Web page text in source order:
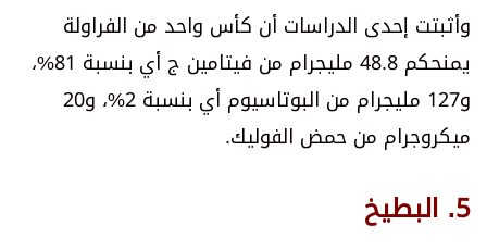
وأثبتت إحدى الدراسات أن كأس واحد من الفراولة
يمنحكم 48.8 مليجرام من فيتامين ج أي بنسبة 81%،
و127 مليجرام من البوتاسيوم أي بنسبة 2%، و20
ميكروجرام من حمض الفوليك.
5. البطيخ